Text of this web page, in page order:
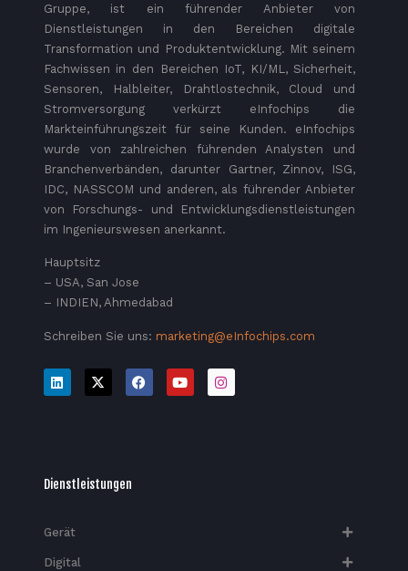
Gruppe, ist ein führender Anbieter von
Dienstleistungen in den Bereichen digitale
Transformation und Produktentwicklung. Mit seinem
Fachwissen in den Bereichen IoT, KI/ML, Sicherheit,
Sensoren, Halbleiter, Drahtlostechnik, Cloud und
Stromversorgung verkürzt eInfochips die
Markteinführungszeit für seine Kunden. eInfochips
wurde von zahlreichen führenden Analysten und
Branchenverbänden, darunter Gartner, Zinnov, ISG,
IDC, NASSCOM und anderen, als führender Anbieter
von Forschungs- und Entwicklungsdienstleistungen
im Ingenieurswesen anerkannt.
Hauptsitz
– USA, San Jose
– INDIEN, Ahmedabad
Schreiben Sie uns: marketing@eInfochips.com
Dienstleistungen
Gerät
Digital